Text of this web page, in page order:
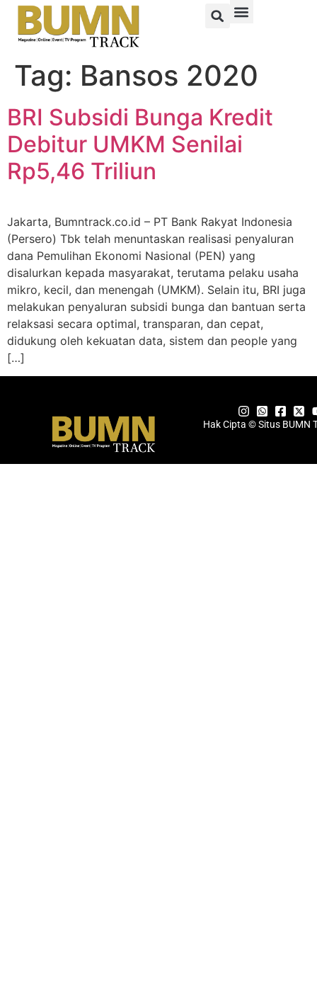
Tag: Bansos 2020
BRI Subsidi Bunga Kredit
Debitur UMKM Senilai
Rp5,46 Triliun
Jakarta, Bumntrack.co.id – PT Bank Rakyat Indonesia
(Persero) Tbk telah menuntaskan realisasi penyaluran
dana Pemulihan Ekonomi Nasional (PEN) yang
disalurkan kepada masyarakat, terutama pelaku usaha
mikro, kecil, dan menengah (UMKM). Selain itu, BRI juga
melakukan penyaluran subsidi bunga dan bantuan serta
relaksasi secara optimal, transparan, dan cepat,
didukung oleh kekuatan data, sistem dan people yang
[…]
Hak Cipta © Situs BUMN